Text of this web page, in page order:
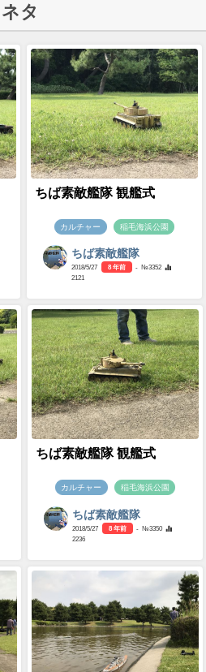
タ
ちば素敵艦隊 観艦式
カルチャー 稲毛海浜公園
ちば素敵艦隊
2018/5/27 8 年前
- №3352
2121
ちば素敵艦隊 観艦式
カルチャー 稲毛海浜公園
ちば素敵艦隊
2018/5/27 8 年前
- №3350
2236